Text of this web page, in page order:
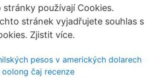
používají Cookies.
stránek vyjadřujete souhlas s
Zjistit více.
pesos v amerických dolarech
čaj recenze